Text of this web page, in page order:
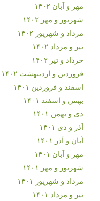
مهر و آبان ۱۴۰۲
شهریور و مهر ۱۴۰۲
مرداد و شهریور ۱۴۰۲
تیر و مرداد ۱۴۰۲
خرداد و تیر ۱۴۰۲
فروردین و اردیبهشت ۱۴۰۲
اسفند و فروردین ۱۴۰۱
بهمن و اسفند ۱۴۰۱
دی و بهمن ۱۴۰۱
آذر و دی ۱۴۰۱
آبان و آذر ۱۴۰۱
مهر و آبان ۱۴۰۱
شهریور و مهر ۱۴۰۱
مرداد و شهریور ۱۴۰۱
تیر و مرداد ۱۴۰۱